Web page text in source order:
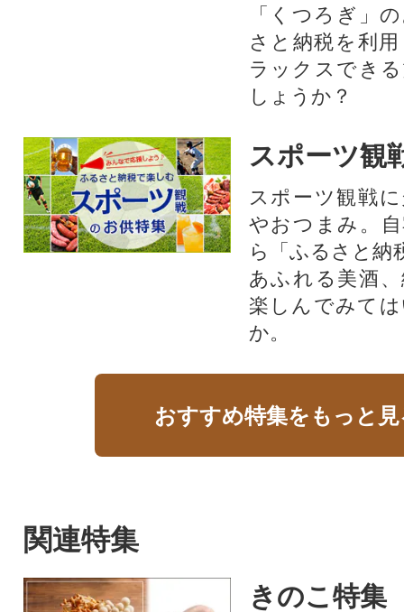
「くつろぎ」
さと納税を利
ラックスでき
しょうか？
スポーツ観
スポーツ観戦
やおつまみ。
ら「ふるさと納
あふれる美酒
楽しんでみて
か。
おすすめ特集をもっと
関連特集
きのこ特集